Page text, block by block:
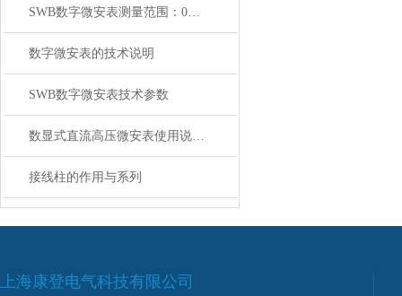
SWB数字微安表测量范围：0～199.9uA～1999.9 uA
数字微安表的技术说明
SWB数字微安表技术参数
数显式直流高压微安表使用说明书
接线柱的作用与系列
上海康登电气科技有限公司